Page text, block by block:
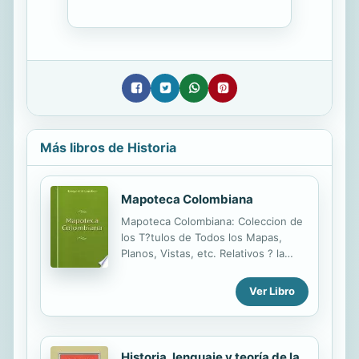
Más libros de Historia
Mapoteca Colombiana
Mapoteca Colombiana: Coleccion de
los T?tulos de Todos los Mapas,
Planos, Vistas, etc. Relativos ? la
Ver Libro